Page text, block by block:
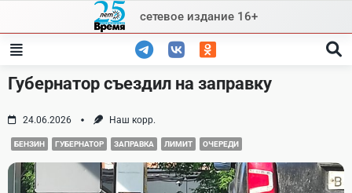
content
сетевое издание 16+
Губернатор съездил на заправку
24.06.2026 Наш корр.
БЕНЗИН ГУБЕРНАТОР ЗАПРАВКА ЛИМИТ ОЧЕРЕДИ